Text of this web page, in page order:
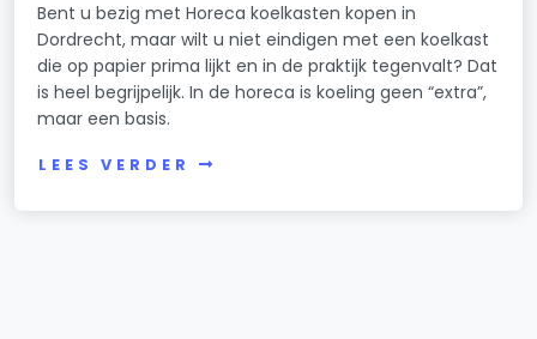
Bent u bezig met Horeca koelkasten kopen in
Dordrecht, maar wilt u niet eindigen met een koelkast
die op papier prima lijkt en in de praktijk tegenvalt? Dat
is heel begrijpelijk. In de horeca is koeling geen “extra”,
maar een basis.
LEES VERDER